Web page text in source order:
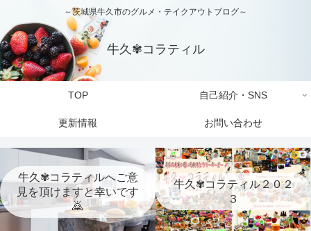
～茨城県牛久市のグルメ・テイクアウトブログ～
牛久✾コラティル
TOP 自己紹介・SNS
更新情報 お問い合わせ
牛久✾コラティルへご意
見を頂けますと幸いです
🙇
牛久✾コラティル２０２
３